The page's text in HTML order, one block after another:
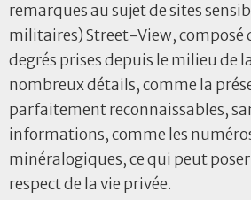
remarques au sujet de sites
militaires) Street-View, composé
degrés prises depuis le milieu de
nombreux détails, comme la
parfaitement reconnaissables,
informations, comme les
minéralogiques, ce qui peut
respect de la vie privée.